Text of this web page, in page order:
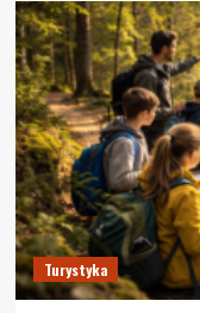
Turystyka